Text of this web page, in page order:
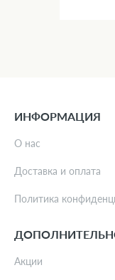
ИНФОРМАЦИЯ
О нас
Доставка и оплата
Политика
Акции